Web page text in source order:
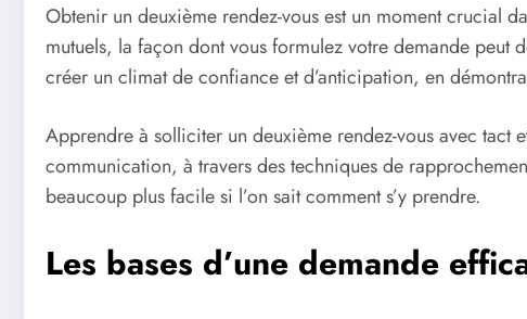
Obtenir un deuxième rendez-vous est un moment crucial
mutuels, la façon dont vous formulez votre demande peut
créer un climat de confiance et d’anticipation, en
Apprendre à solliciter un deuxième rendez-vous avec
communication, à travers des techniques de
beaucoup plus facile si l’on sait comment s’y prendre.
Les bases d’une demande